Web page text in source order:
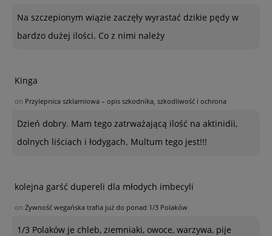
Na szczepionym wiązie zaczęły wyrastać dzikie pędy w
bardzo dużej ilości. Co z nimi należy
Kinga
on Przylepnica szklarniowa – opis szkodnika, szkodliwość i ochrona
Dzień dobry. Mam tego zatrważającą ilość na aktinidii,
dolnych liściach i łodygach. Multum tego jest!!!
kolejna garść dupereli dla młodych imbecyli
on Żywność wegańska trafia już do ponad 1/3 Polaków
1/3 Polaków je chleb, ziemniaki, owoce, warzywa, pije